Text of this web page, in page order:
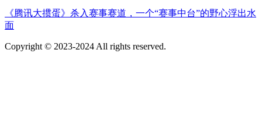
《腾讯大掼蛋》杀入赛事赛道，一个“赛事中台”的野心浮出水
面
Copyright © 2023-2024 All rights reserved.